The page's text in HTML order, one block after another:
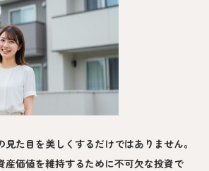
た目を美しくするだけではありません。
産価値を維持するために不可欠な投資で